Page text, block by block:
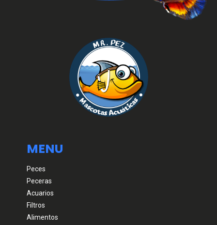
MENU
Peces
Peceras
Acuarios
Filtros
Alimentos